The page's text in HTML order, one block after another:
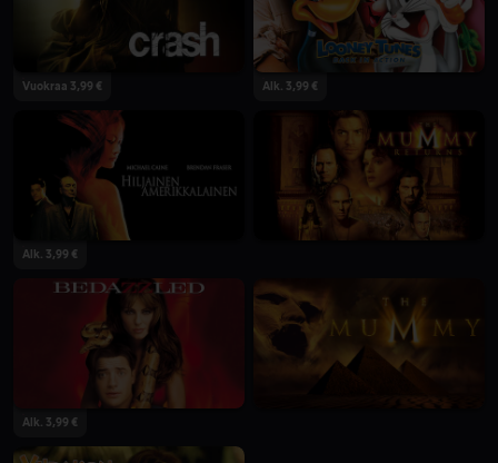
Vuokraa 3,99 € Alk. 3,99 €
Alk. 3,99 €
Alk. 3,99 €